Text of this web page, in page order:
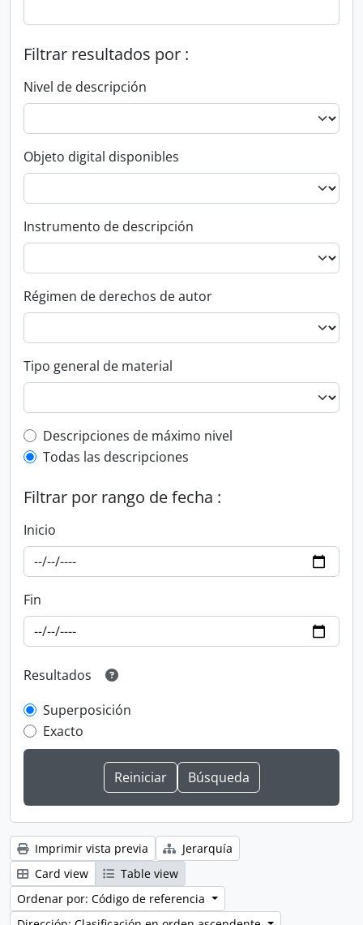
Filtrar resultados por :
Nivel de descripción
Objeto digital disponibles
Instrumento de descripción
Régimen de derechos de autor
Tipo general de material
Top-level description filter
Descripciones de máximo nivel
Todas las descripciones
Filtrar por rango de fecha :
Inicio
Fin
Resultados
Superposición
Exacto
Imprimir vista previa
Jerarquía
Card view
Table view
Ordenar por: Código de referencia